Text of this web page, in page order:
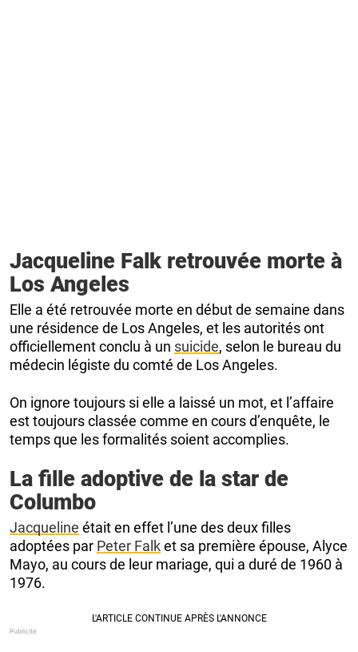
Jacqueline Falk retrouvée morte à
Los Angeles
Elle a été retrouvée morte en début de semaine dans
une résidence de Los Angeles, et les autorités ont
officiellement conclu à un suicide, selon le bureau du
médecin légiste du comté de Los Angeles.
On ignore toujours si elle a laissé un mot, et l’affaire
est toujours classée comme en cours d’enquête, le
temps que les formalités soient accomplies.
La fille adoptive de la star de
Columbo
Jacqueline était en effet l’une des deux filles
adoptées par Peter Falket sa première épouse, Alyce
Mayo, au cours de leur mariage, qui a duré de 1960 à
1976.